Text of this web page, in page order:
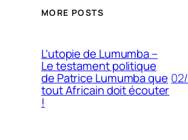
MORE POSTS
L’utopie de Lumumba –
Le testament politique
de Patrice Lumumba que
tout Africain doit écouter
!